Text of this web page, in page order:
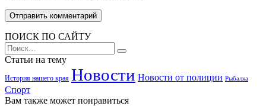
ПОИСК ПО САЙТУ
Search
for:
Статьи на тему
История нашего края Новости Новости от полиции Рыбалка
Спорт
Вам также может понравиться